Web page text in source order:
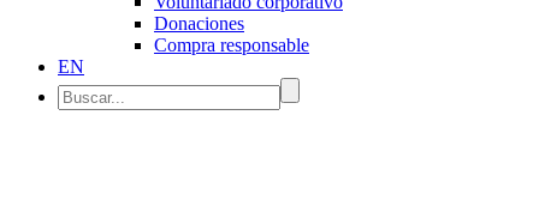
Donaciones
Compra responsable
EN